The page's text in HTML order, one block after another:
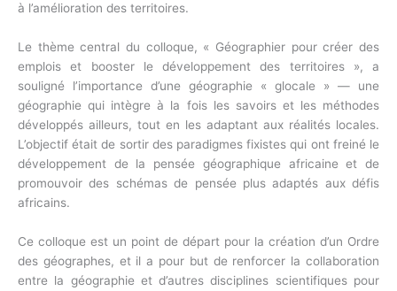
à l’amélioration des territoires.
Le thème central du colloque, « Géographier pour créer des
emplois et booster le développement des territoires », a
souligné l’importance d’une géographie « glocale » — une
géographie qui intègre à la fois les savoirs et les méthodes
développés ailleurs, tout en les adaptant aux réalités locales.
L’objectif était de sortir des paradigmes fixistes qui ont freiné le
développement de la pensée géographique africaine et de
promouvoir des schémas de pensée plus adaptés aux défis
africains.
Ce colloque est un point de départ pour la création d’un Ordre
des géographes, et il a pour but de renforcer la collaboration
entre la géographie et d’autres disciplines scientifiques pour